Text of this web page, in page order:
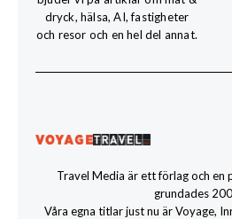
dryck, hälsa, AI, fastigheter
och resor och en hel del annat.
Travel Media är ett förlag och en
grundades
Våra egna titlar just nu är Voyage,